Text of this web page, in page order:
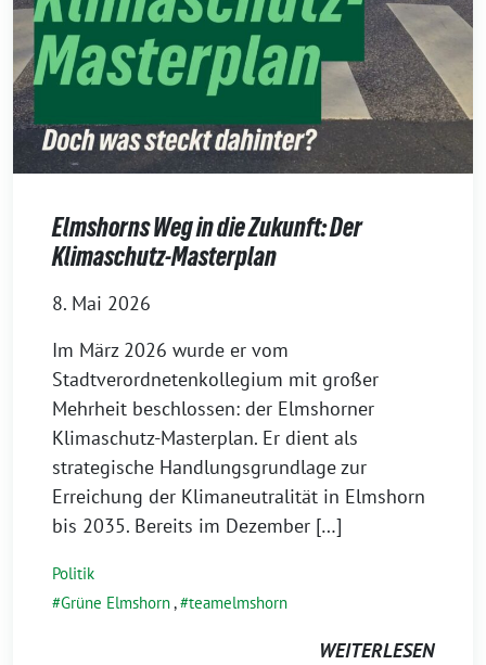
Elmshorns Weg in die Zukunft: Der
Klimaschutz-Masterplan
8. Mai 2026
Im März 2026 wurde er vom
Stadtverordnetenkollegium mit großer
Mehrheit beschlossen: der Elmshorner
Klimaschutz-Masterplan. Er dient als
strategische Handlungsgrundlage zur
Erreichung der Klimaneutralität in Elmshorn
bis 2035. Bereits im Dezember […]
Politik
Grüne Elmshorn, teamelmshorn
WEITERLESEN